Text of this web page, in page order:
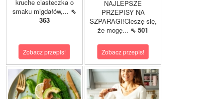
kruche ciasteczka o
smaku migdałów,... ⇖
363
Zobacz przepis!
NAJLEPSZE
PRZEPISY NA
SZPARAGI!Cieszę się,
że mogę... ⇖ 501
Zobacz przepis!